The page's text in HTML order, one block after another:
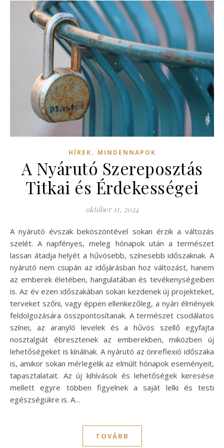
HÍREK, MINDENNAPOK
A Nyárutó Szereposztás
Titkai és Érdekességei
október 11, 2024
A nyárutó évszak beköszöntével sokan érzik a változás
szelét. A napfényes, meleg hónapok után a természet
lassan átadja helyét a hűvösebb, színesebb időszaknak. A
nyárutó nem csupán az időjárásban hoz változást, hanem
az emberek életében, hangulatában és tevékenységeiben
is. Az év ezen időszakában sokan kezdenek új projekteket,
terveket szőni, vagy éppen ellenkezőleg, a nyári élmények
feldolgozására összpontosítanak. A természet csodálatos
színei, az aranyló levelek és a hűvös szellő egyfajta
nosztalgiát ébresztenek az emberekben, miközben új
lehetőségeket is kínálnak. A nyárutó az önreflexió időszaka
is, amikor sokan mérlegelik az elmúlt hónapok eseményeit,
tapasztalatait. Az új kihívások és lehetőségek keresése
mellett egyre többen figyelnek a saját lelki és testi
egészségükre is. A…
TOVÁBB